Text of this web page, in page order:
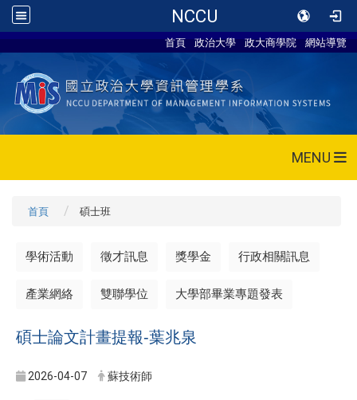
NCCU
首頁 政治大學 政大商學院 網站導覽
MENU
首頁 碩士班
學術活動 徵才訊息 獎學金 行政相關訊息
產業網絡 雙聯學位 大學部畢業專題發表
碩士論文計畫提報-葉兆泉
2026-04-07 蘇技術師